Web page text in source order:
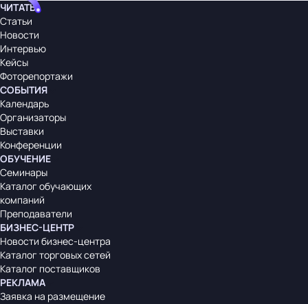
ЧИТАТЬ
Статьи
Новости
Интервью
Кейсы
Фоторепортажи
СОБЫТИЯ
Календарь
Организаторы
Выставки
Конференции
ОБУЧЕНИЕ
Семинары
Каталог обучающих
компаний
Преподаватели
БИЗНЕС-ЦЕНТР
Новости бизнес-центра
Каталог торговых сетей
Каталог поставщиков
РЕКЛАМА
Заявка на размещение